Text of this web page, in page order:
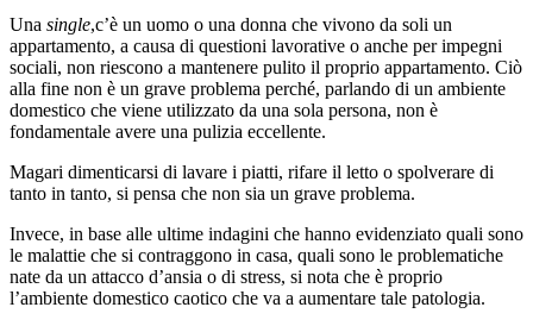
Una single,c’è un uomo o una donna che vivono da soli un
appartamento, a causa di questioni lavorative o anche per impegni
sociali, non riescono a mantenere pulito il proprio appartamento. Ciò
alla fine non è un grave problema perché, parlando di un ambiente
domestico che viene utilizzato da una sola persona, non è
fondamentale avere una pulizia eccellente.
Magari dimenticarsi di lavare i piatti, rifare il letto o spolverare di
tanto in tanto, si pensa che non sia un grave problema.
Invece, in base alle ultime indagini che hanno evidenziato quali sono
le malattie che si contraggono in casa, quali sono le problematiche
nate da un attacco d’ansia o di stress, si nota che è proprio
l’ambiente domestico caotico che va a aumentare tale patologia.